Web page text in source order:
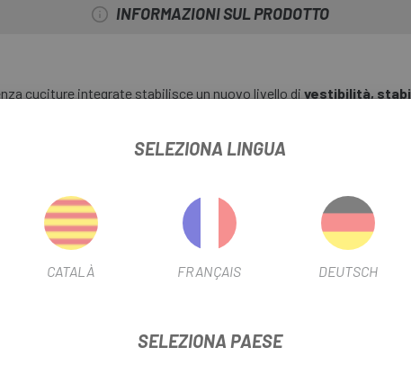
INFORMAZIONI SUL PRODOTTO
cuciture integrate stabilisce un nuovo livello di vestibilità,
e fornisce una
favorisce unaggancio stabile al pedale e una presa sicura
massimizza l'efficienza del trasferimento di potenza.
offre un eccellente vestibilità e traspirabilità
SELEZIONA LINGUA
CATALÀ FRANÇAIS DEUTSCH
SELEZIONA PAESE